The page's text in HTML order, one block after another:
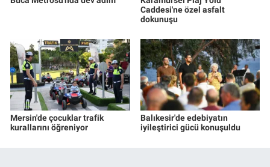
Caddesi'ne özel asfalt
dokunuşu
Mersin'de çocuklar trafik
kurallarını öğreniyor
Balıkesir'de edebiyatın
iyileştirici gücü konuşuldu